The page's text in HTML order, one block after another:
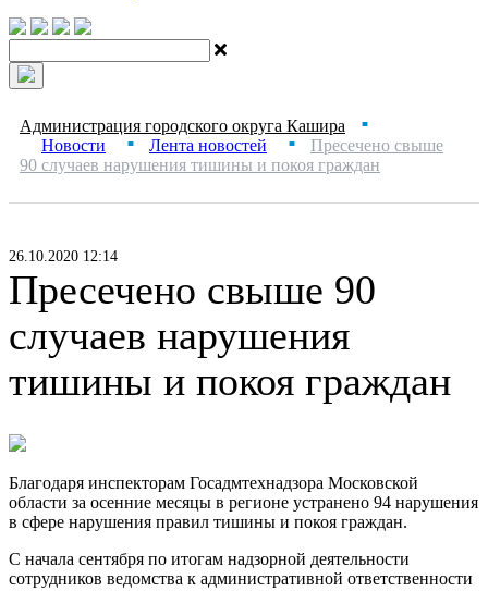
Администрация городского округа Кашира ■
Новости ■ Лента новостей ■
Пресечено свыше
90 случаев нарушения тишины и покоя граждан
26.10.2020 12:14
Пресечено свыше 90
случаев нарушения
тишины и покоя граждан
Благодаря инспекторам Госадмтехнадзора Московской
области за осенние месяцы в регионе устранено 94 нарушения
в сфере нарушения правил тишины и покоя граждан.
С начала сентября по итогам надзорной деятельности
сотрудников ведомства к административной ответственности